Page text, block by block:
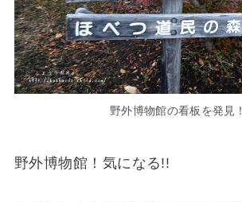
野外博物館の看板を発見！
野外博物館！気になる!!